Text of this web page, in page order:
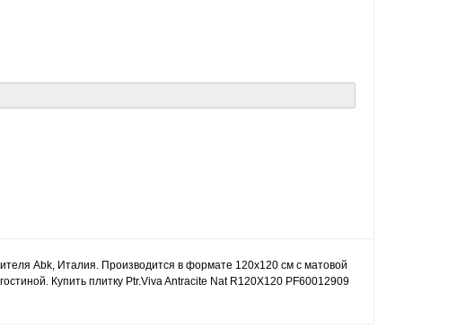
Abk, Италия. Производится в формате 120x120 см с матовой
Купить плитку Ptr.Viva Antracite Nat R120X120 PF60012909